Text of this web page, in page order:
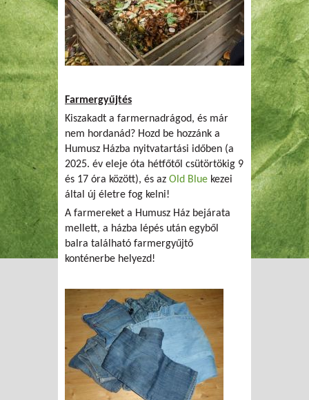
Farmergyűjtés
Kiszakadt a farmernadrágod, és már
nem hordanád? Hozd be hozzánk a
Humusz Házba nyitvatartási időben (a
2025. év eleje óta hétfőtől csütörtökig 9
és 17 óra között), és az Old Blue kezei
által új életre fog kelni!
A farmereket a Humusz Ház bejárata
mellett, a házba lépés után egyből
balra található farmergyűjtő
konténerbe helyezd!